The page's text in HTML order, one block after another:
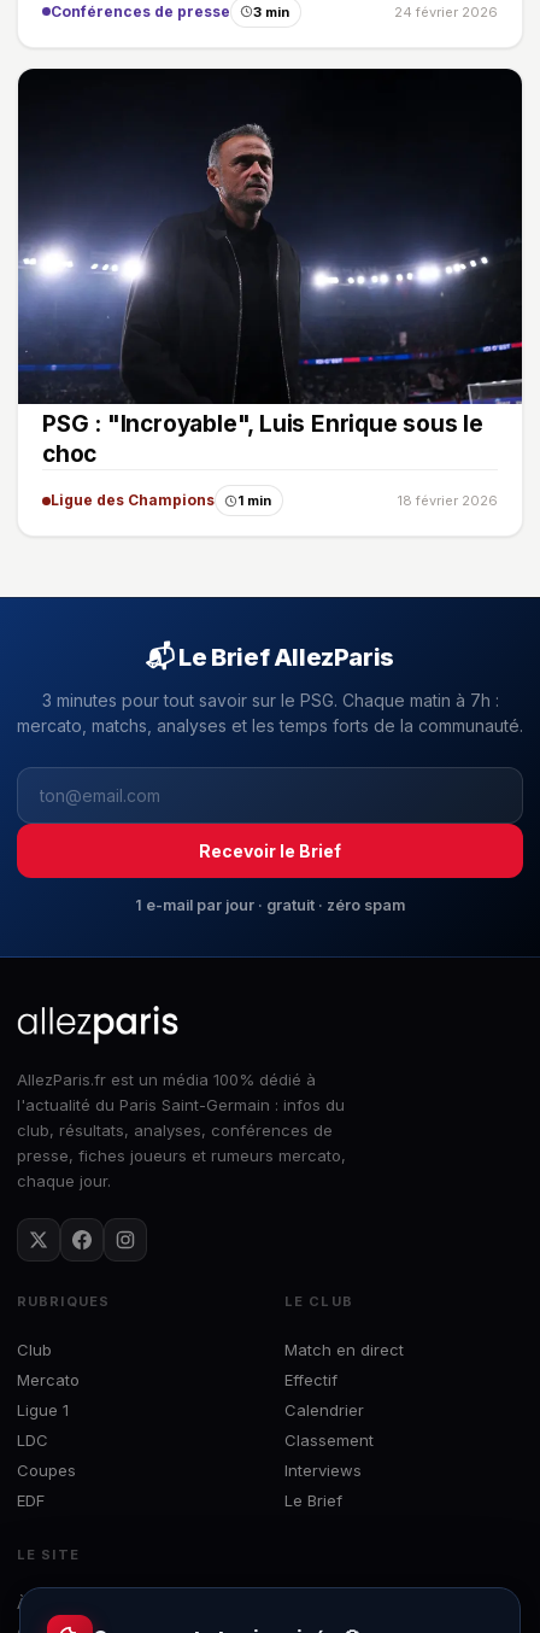
Conférences de presse 3 min 24 février 2026
PSG : "Incroyable", Luis Enrique sous le
choc
Ligue des Champions 1 min 18 février 2026
📬 Le Brief AllezParis
3 minutes pour tout savoir sur le PSG. Chaque matin à 7h :
mercato, matchs, analyses et les temps forts de la communauté.
Recevoir le Brief
1 e-mail par jour · gratuit · zéro spam
AllezParis.fr est un média 100% dédié à
l'actualité du Paris Saint-Germain : infos du
club, résultats, analyses, conférences de
presse, fiches joueurs et rumeurs mercato,
chaque jour.
RUBRIQUES
Club
Mercato
Ligue 1
LDC
Coupes
EDF
LE CLUB
Match en direct
Effectif
Calendrier
Classement
Interviews
Le Brief
LE SITE
À propos